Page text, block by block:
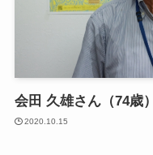
会田 久雄さん（74歳）
2020.10.15